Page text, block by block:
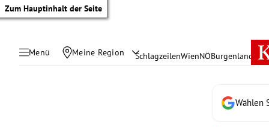
Zum Hauptinhalt der Seite
Menü Meine Region SchlagzeilenWienNÖBurgenland
Wählen